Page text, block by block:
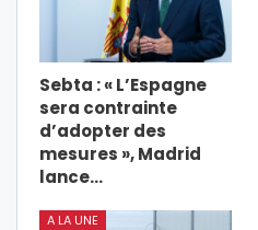
Sebta : « L’Espagne
sera contrainte
d’adopter des
mesures », Madrid
lance…
A LA UNE